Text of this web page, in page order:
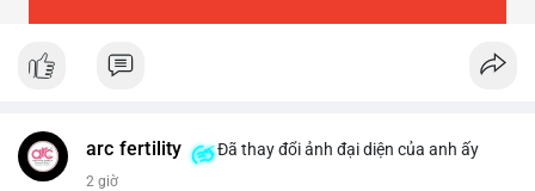
arc fertility Đã thay đổi ảnh đại diện của anh ấy
2 giờ